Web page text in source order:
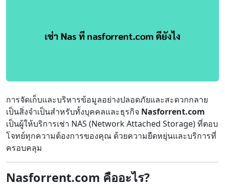
การจัดเก็บและบริหารข้อมูลอย่างปลอดภัยและสะดวกกลาย
เป็นสิ่งจำเป็นสำหรับทั้งบุคคลและธุรกิจ Nasforrent.com
เป็นผู้ให้บริการเช่า NAS (Network Attached Storage) ที่ตอบ
โจทย์ทุกความต้องการของคุณ ด้วยความยืดหยุ่นและบริการที่
ครอบคลุม
Nasforrent.com คืออะไร?